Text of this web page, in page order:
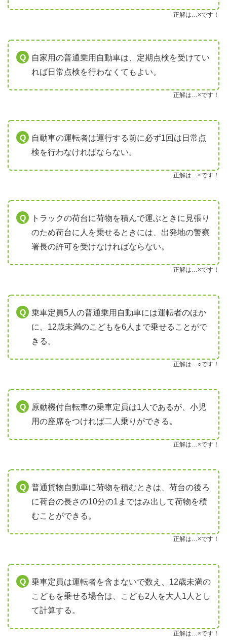
正解は…×です！
自家用の普通乗用自動車は、定期点検を受けてい
れば日常点検を行わなくてもよい。
正解は…×です！
自動車の運転者は運行する前に必ず1回は日常点
検を行わなければならない。
正解は…×です！
トラックの荷台に荷物を積んで運ぶときに見張り
のため荷台に人を乗せるときには、出発地の警察
署長の許可を受けなければならない。
正解は…×です！
乗車定員5人の普通乗用自動車には運転者のほか
に、12歳未満のこどもを6人まで乗せることがで
きる。
正解は…○です！
原動機付自転車の乗車定員は1人であるが、小児
用の座席をつければ二人乗りができる。
正解は…×です！
普通貨物自動車に荷物を積むときは、荷台の後ろ
に荷台の長さの10分の1まではみ出して荷物を積
むことができる。
正解は…×です！
乗車定員は運転者を含まないで数え、12歳未満の
こどもを乗せる場合は、こども2人を大人1人とし
て計算する。
正解は…×です！